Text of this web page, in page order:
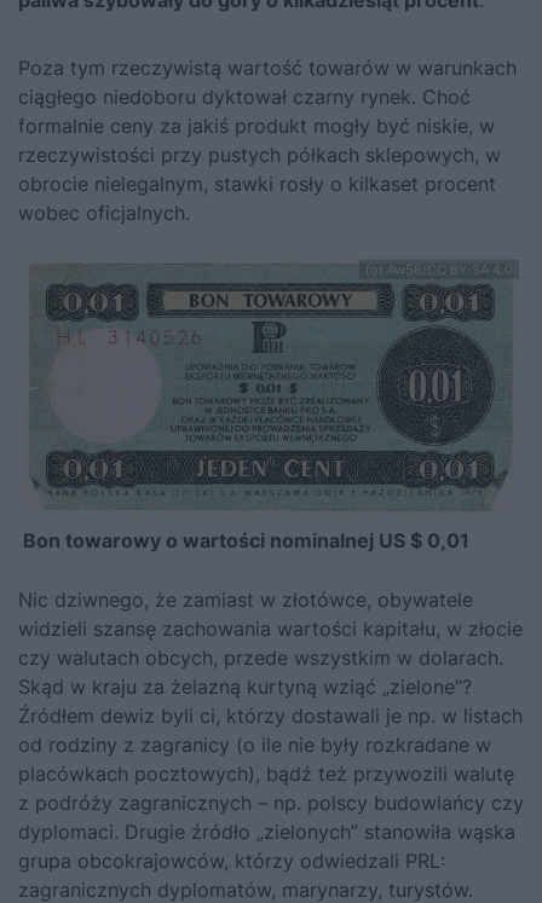
Poza tym rzeczywistą wartość towarów w warunkach
ciągłego niedoboru dyktował czarny rynek. Choć
formalnie ceny za jakiś produkt mogły być niskie, w
rzeczywistości przy pustych półkach sklepowych, w
obrocie nielegalnym, stawki rosły o kilkaset procent
wobec oficjalnych.
fot.Aw58/CC BY-SA 4.0
Bon towarowy o wartości nominalnej US $ 0,01
Nic dziwnego, że zamiast w złotówce, obywatele
widzieli szansę zachowania wartości kapitału, w złocie
czy walutach obcych, przede wszystkim w dolarach.
Skąd w kraju za żelazną kurtyną wziąć „zielone”?
Źródłem dewiz byli ci, którzy dostawali je np. w listach
od rodziny z zagranicy (o ile nie były rozkradane w
placówkach pocztowych), bądź też przywozili walutę
z podróży zagranicznych – np. polscy budowlańcy czy
dyplomaci. Drugie źródło „zielonych” stanowiła wąska
grupa obcokrajowców, którzy odwiedzali PRL:
zagranicznych dyplomatów, marynarzy, turystów.